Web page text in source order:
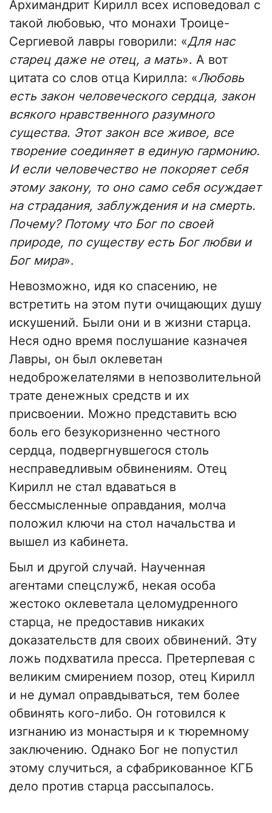
Архимандрит Кирилл всех исповедовал с
такой любовью, что монахи Троице-
Сергиевой лавры говорили: «Для нас
старец даже не отец, а мать». А вот
цитата со слов отца Кирилла: «Любовь
есть закон человеческого сердца, закон
всякого нравственного разумного
существа. Этот закон все живое, все
творение соединяет в единую гармонию.
И если человечество не покоряет себя
этому закону, то оно само себя осуждает
на страдания, заблуждения и на смерть.
Почему? Потому что Бог по своей
природе, по существу есть Бог любви и
Бог мира».
Невозможно, идя ко спасению, не
встретить на этом пути очищающих душу
искушений. Были они и в жизни старца.
Неся одно время послушание казначея
Лавры, он был оклеветан
недоброжелателями в непозволительной
трате денежных средств и их
присвоении. Можно представить всю
боль его безукоризненно честного
сердца, подвергнувшегося столь
несправедливым обвинениям. Отец
Кирилл не стал вдаваться в
бессмысленные оправдания, молча
положил ключи на стол начальства и
вышел из кабинета.
Был и другой случай. Наученная
агентами спецслужб, некая особа
жестоко оклеветала целомудренного
старца, не предоставив никаких
доказательств для своих обвинений. Эту
ложь подхватила пресса. Претерпевая с
великим смирением позор, отец Кирилл
и не думал оправдываться, тем более
обвинять кого-либо. Он готовился к
изгнанию из монастыря и к тюремному
заключению. Однако Бог не попустил
этому случиться, а сфабрикованное КГБ
дело против старца рассыпалось.